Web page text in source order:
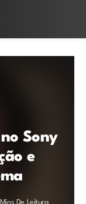
Sony
e
De Leitura